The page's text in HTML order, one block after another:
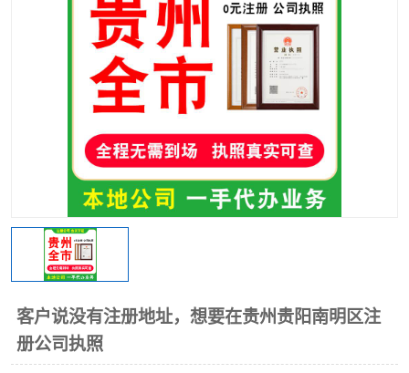
客户说没有注册地址，想要在贵州贵阳南明区注
册公司执照